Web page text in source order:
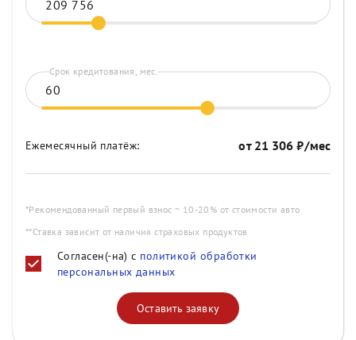
Срок кредитования, мес.
Ежемесячный платёж: от 21 306 ₽/мес
*Рекомендованный первый взнос ~ 10-20% от стоимости авто
**Ставка зависит от наличия страховых продуктов
Согласен(-на) с политикой обработки
персональных данных
Оставить заявку